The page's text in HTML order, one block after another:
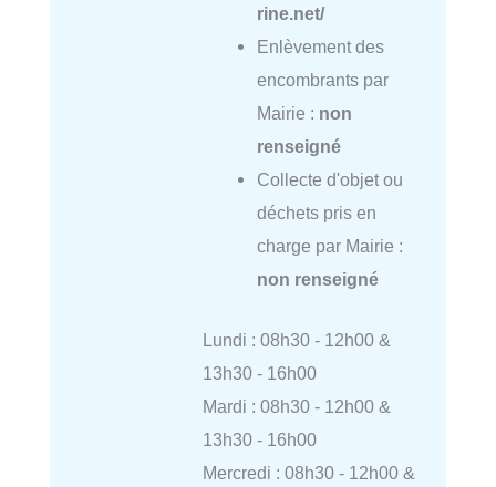
rine.net/
Enlèvement des
encombrants par
Mairie : non
renseigné
Collecte d'objet ou
déchets pris en
charge par Mairie :
non renseigné
Lundi : 08h30 - 12h00 &
13h30 - 16h00
Mardi : 08h30 - 12h00 &
13h30 - 16h00
Mercredi : 08h30 - 12h00 &